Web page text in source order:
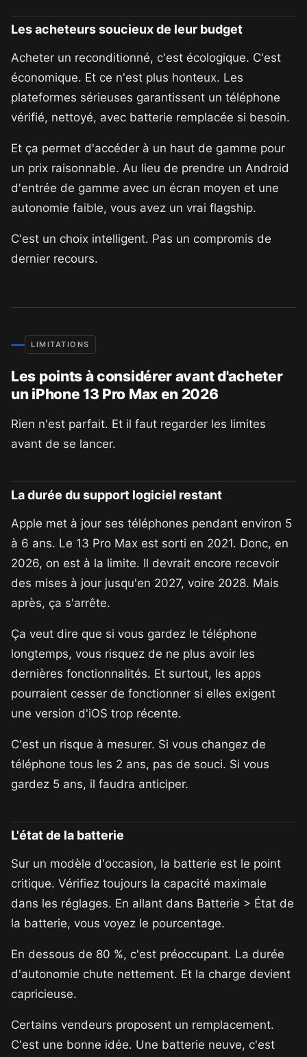
Les acheteurs soucieux de leur budget
Acheter un reconditionné, c'est écologique. C'est
économique. Et ce n'est plus honteux. Les
plateformes sérieuses garantissent un téléphone
vérifié, nettoyé, avec batterie remplacée si besoin.
Et ça permet d'accéder à un haut de gamme pour
un prix raisonnable. Au lieu de prendre un Android
d'entrée de gamme avec un écran moyen et une
autonomie faible, vous avez un vrai flagship.
C'est un choix intelligent. Pas un compromis de
dernier recours.
LIMITATIONS
Les points à considérer avant d'acheter
un iPhone 13 Pro Max en 2026
Rien n'est parfait. Et il faut regarder les limites
avant de se lancer.
La durée du support logiciel restant
Apple met à jour ses téléphones pendant environ 5
à 6 ans. Le 13 Pro Max est sorti en 2021. Donc, en
2026, on est à la limite. Il devrait encore recevoir
des mises à jour jusqu'en 2027, voire 2028. Mais
après, ça s'arrête.
Ça veut dire que si vous gardez le téléphone
longtemps, vous risquez de ne plus avoir les
dernières fonctionnalités. Et surtout, les apps
pourraient cesser de fonctionner si elles exigent
une version d'iOS trop récente.
C'est un risque à mesurer. Si vous changez de
téléphone tous les 2 ans, pas de souci. Si vous
gardez 5 ans, il faudra anticiper.
L'état de la batterie
Sur un modèle d'occasion, la batterie est le point
critique. Vérifiez toujours la capacité maximale
dans les réglages. En allant dans Batterie > État de
la batterie, vous voyez le pourcentage.
En dessous de 80 %, c'est préoccupant. La durée
d'autonomie chute nettement. Et la charge devient
capricieuse.
Certains vendeurs proposent un remplacement.
C'est une bonne idée. Une batterie neuve, c'est